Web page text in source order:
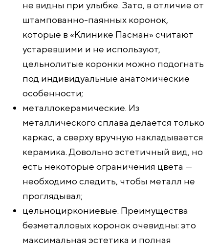
не видны при улыбке. Зато, в отличие от
штампованно-паянных коронок,
которые в «Клинике Пасман» считают
устаревшими и не используют,
цельнолитые коронки можно подогнать
под индивидуальные анатомические
особенности;
металлокерамические. Из
металлического сплава делается только
каркас, а сверху вручную накладывается
керамика. Довольно эстетичный вид, но
есть некоторые ограничения цвета —
необходимо следить, чтобы металл не
проглядывал;
цельноциркониевые. Преимущества
безметалловых коронок очевидны: это
максимальная эстетика и полная